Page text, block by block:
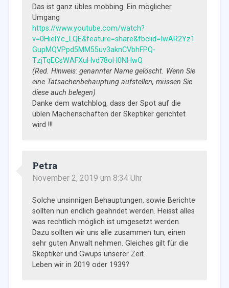
Das ist ganz übles mobbing. Ein möglicher
Umgang
https://www.youtube.com/watch?
v=0HielYc_LQE&feature=share&fbclid=IwAR2Yz1
GupMQVPpd5MM55uv3aknCVbhFPQ-
TzjTqECsWAFXuHvd78oH0NHwQ
(Red. Hinweis: genannter Name gelöscht. Wenn Sie
eine Tatsachenbehauptung aufstellen, müssen Sie
diese auch belegen)
Danke dem watchblog, dass der Spot auf die
üblen Machenschaften der Skeptiker gerichtet
wird !!!
Petra
November 2, 2019 um 8:34 Uhr
Solche unsinnigen Behauptungen, sowie Berichte
sollten nun endlich geahndet werden. Heisst alles
was rechtlich möglich ist umgesetzt werden.
Dazu sollten wir uns alle zusammen tun, einen
sehr guten Anwalt nehmen. Gleiches gilt für die
Skeptiker und Gwups unserer Zeit.
Leben wir in 2019 oder 1939?